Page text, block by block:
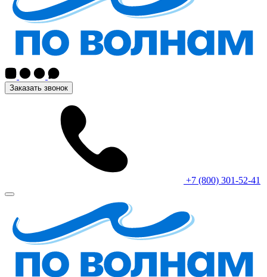
Заказать звонок
+7 (800) 301-52-41